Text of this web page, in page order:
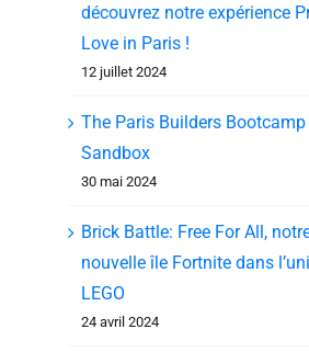
découvrez notre expérience
Love in Paris !
12 juillet 2024
The Paris Builders
Sandbox
30 mai 2024
Brick Battle: Free For All,
nouvelle île Fortnite dans
LEGO
24 avril 2024